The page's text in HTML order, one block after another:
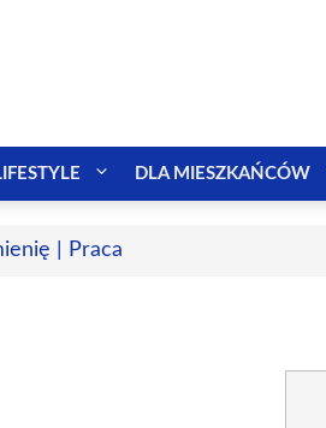
DLA MIESZKAŃCÓW
| Praca